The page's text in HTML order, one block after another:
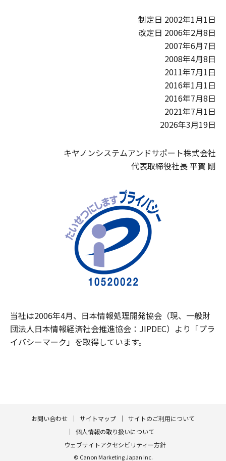
制定日 2002年1月1日
改定日 2006年2月8日
2007年6月7日
2008年4月8日
2011年7月1日
2016年1月1日
2016年7月8日
2021年7月1日
2026年3月19日
キヤノンシステムアンドサポート株式会社
代表取締役社長 平賀 剛
当社は2006年4月、日本情報処理開発協会（現、一般財
団法人日本情報経済社会推進協会：JIPDEC）より「プラ
イバシーマーク」を取得しています。
お問い合わせ サイトマップ
サイトのご利用について
個人情報の取り扱いについて
ウェブサイトアクセシビリティー方針
© Canon Marketing Japan Inc.